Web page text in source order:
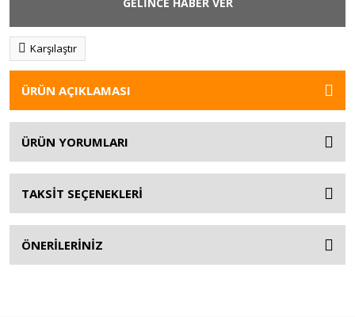
Karşılaştır
ÜRÜN AÇIKLAMASI
ÜRÜN YORUMLARI
TAKSİT SEÇENEKLERİ
ÖNERİLERİNİZ